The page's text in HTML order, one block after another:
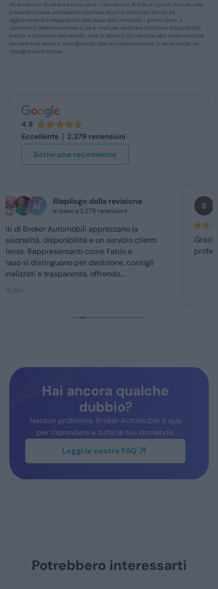
Gli accessori di serie ed extra serie, i dati tecnici, le foto e i prezzi indicati nella
presente scheda potrebbero riportare errori e omissioni dovuti ad
aggiornamenti e integrazioni della base dati. Invitiamo i gentili clienti a
contattarci telefonicamente o via e-mail per verificare l’effettiva disponibilità,
prezzo e dotazione del veicolo. Auto & Servizio S.r.l. declina ogni responsabilità
per eventuali errori o incongruenze, che non reppresentano in alcun modo un
impegno contrattuale.
4.9
Eccellente
2.379 recensioni
Scrivi una recensione
stefano de benedetto
1 giorno fa
Grazie mille a Daniele e luca... gentilissimi e
professionali...grazie👍
Hai ancora qualche
dubbio?
Nessun problema, Broker Automobili è qua
per rispondere a tutte le tue domande.
Leggi le nostre FAQ
Potrebbero interessarti